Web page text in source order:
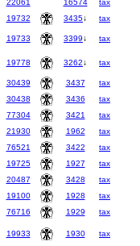
22061
16574 tax
19732
3435↓ tax
19733 3399↓ tax
19778 3262↓ tax
30439 3437 tax
30438
3436 tax
77304
3421 tax
21930
1962 tax
76521
3422 tax
19725
1927 tax
20487
3428 tax
19100
1928 tax
76716
1929 tax
19933 1930 tax